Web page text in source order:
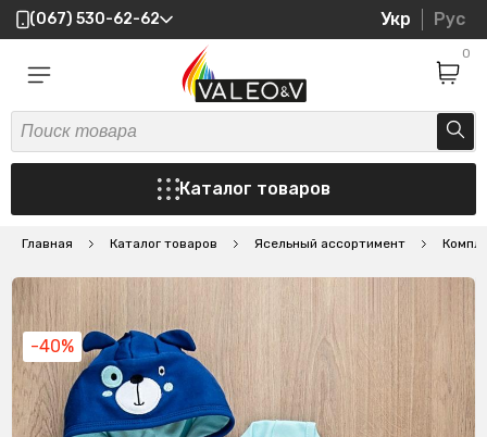
(067) 530-62-62 Укр Рус
0
Каталог товаров
Главная Каталог товаров Ясельный ассортимент
-40%